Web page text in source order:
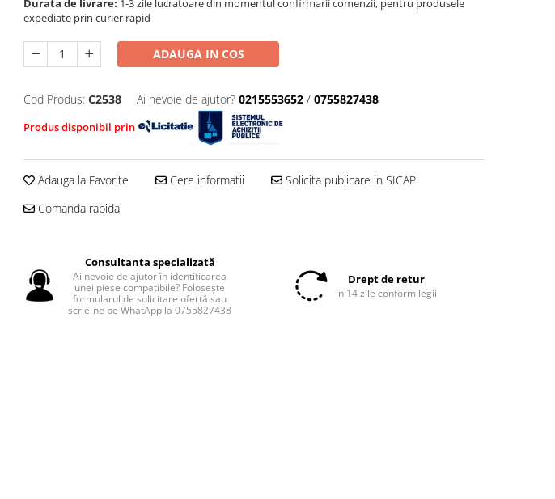
Durata de livrare: 1-3 zile lucratoare din momentul confirmarii comenzii, pentru produsele
expediate prin curier rapid
ADAUGA IN COS
Cod Produs: C2538 Ai nevoie de ajutor? 0215553652 / 0755827438
Produs disponibil prin
Adauga la Favorite Cere informatii
Solicita publicare in SICAP
Comanda rapida
Consultanta specializată
Ai nevoie de ajutor în identificarea
unei piese compatibile? Folosește
formularul de solicitare ofertă sau
scrie-ne pe WhatApp la 0755827438
Drept de retur
in 14 zile conform legii